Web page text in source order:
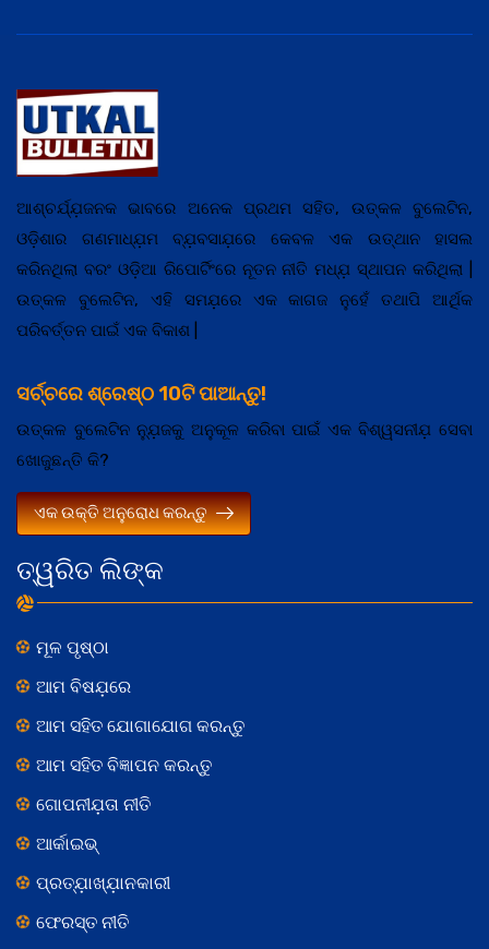
ତ୍ୱରିତ ଲିଙ୍କ
ମୂଳ ପୃଷ୍ଠା
ଆମ ବିଷଯ଼ରେ
ଆମ ସହିତ ଯୋଗାଯୋଗ କରନ୍ତୁ
ଆମ ସହିତ ବିଜ୍ଞାପନ କରନ୍ତୁ
ଗୋପନୀଯ଼ତା ନୀତି
ଆର୍କାଇଭ୍
ପ୍ରତ୍ଯ଼ାଖ୍ଯ଼ାନକାରୀ
ଫେରସ୍ତ ନୀତି
ଆଶ୍ଚର୍ଯ୍ଯ଼ଜନକ ଭାବରେ ଅନେକ ପ୍ରଥମ ସହିତ, ଉତ୍କଳ ବୁଲେଟିନ,
ଓଡ଼ିଶାର ଗଣମାଧ୍ଯ଼ମ ବ୍ଯ଼ବସାଯ଼ରେ କେବଳ ଏକ ଉତ୍ଥାନ ହାସଲ
କରିନଥିଲା ବରଂ ଓଡ଼ିଆ ରିପୋର୍ଟିଂରେ ନୂତନ ନୀତି ମଧ୍ଯ଼ ସ୍ଥାପନ କରିଥିଲା |
ଉତ୍କଳ ବୁଲେଟିନ, ଏହି ସମଯ଼ରେ ଏକ କାଗଜ ନୁହେଁ ତଥାପି ଆର୍ଥିକ
ପରିବର୍ତ୍ତନ ପାଇଁ ଏକ ବିକାଶ |
ସର୍ଚ୍ଚରେ ଶ୍ରେଷ୍ଠ 10ଟି ପାଆନ୍ତୁ!
ଉତ୍କଳ ବୁଲେଟିନ ନ୍ଯ଼ୁଜକୁ ଅନୁକୂଳ କରିବା ପାଇଁ ଏକ ବିଶ୍ୱସନୀଯ଼ ସେବା
ଖୋଜୁଛନ୍ତି କି?
ଏକ ଉକ୍ତି ଅନୁରୋଧ କରନ୍ତୁ